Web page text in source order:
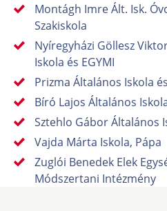
Montágh Imre Ált. Isk.
Szakiskola
Nyíregyházi Göllesz
Iskola és EGYMI
Prizma Általános Iskola
Bíró Lajos Általános
Sztehlo Gábor Általános
Vajda Márta Iskola, Pápa
Zuglói Benedek Elek
Módszertani Intézmény